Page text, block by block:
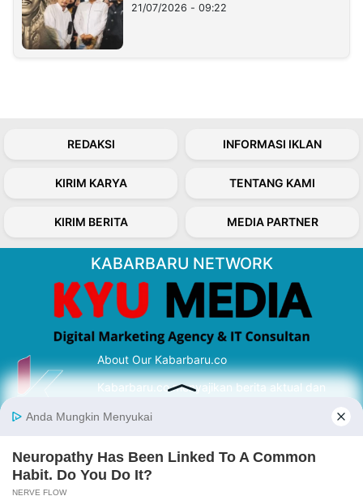
21/07/2026 - 09:22
REDAKSI INFORMASI IKLAN
KIRIM KARYA TENTANG KAMI
KIRIM BERITA MEDIA PARTNER
KABARBARU NETWORK
About Our Kabarbaru.co
Kabarbaru.co menyajikan berita aktual dan
serta terverifikasi dari sumber yang tepat.
Follow Kabarbaru